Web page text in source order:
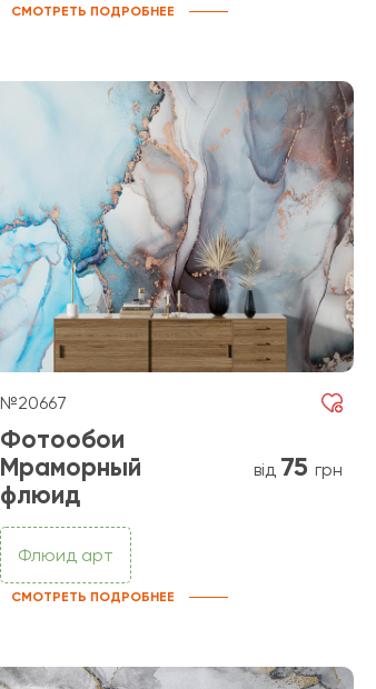
СМОТРЕТЬ ПОДРОБНЕЕ
№20667
Фотообои
Мраморный
флюид
від 75 грн
Флюид арт
СМОТРЕТЬ ПОДРОБНЕЕ